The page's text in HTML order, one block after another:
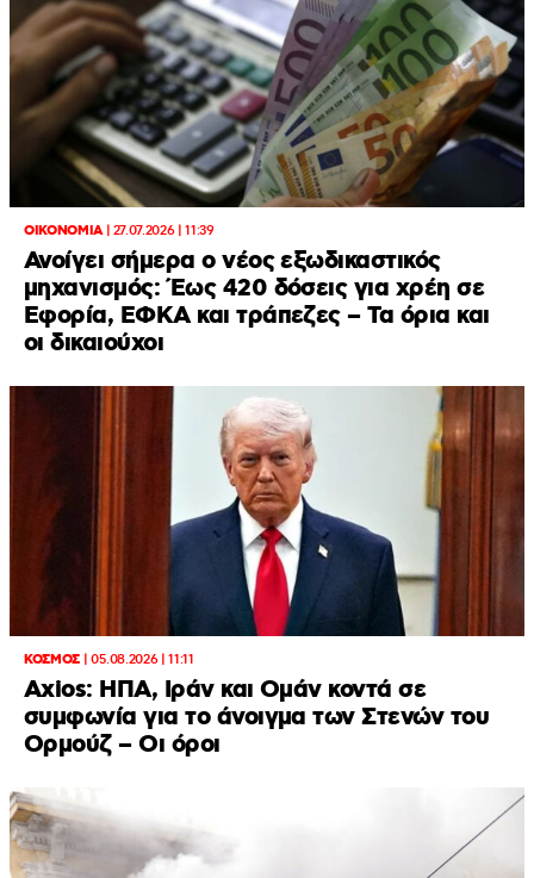
ΟΙΚΟΝΟΜΙΑ| 27.07.2026 | 11:39
Ανοίγει σήμερα ο νέος εξωδικαστικός
μηχανισμός: Έως 420 δόσεις για χρέη σε
Εφορία, ΕΦΚΑ και τράπεζες – Τα όρια και
οι δικαιούχοι
ΚΟΣΜΟΣ| 05.08.2026 | 11:11
Axios: ΗΠΑ, Ιράν και Ομάν κοντά σε
συμφωνία για το άνοιγμα των Στενών του
Ορμούζ – Οι όροι